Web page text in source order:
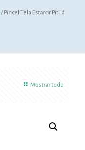
/ Pincel Tela Estarcir Pituá
Mostrar todo